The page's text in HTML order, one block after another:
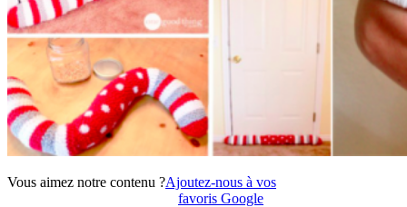
Vous aimez notre contenu ?Ajoutez-nous à vos
favoris Google